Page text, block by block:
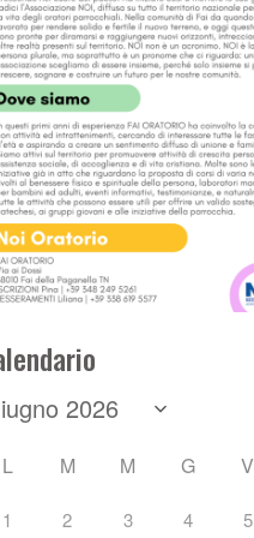
L M M G V
1 2 3 4 5